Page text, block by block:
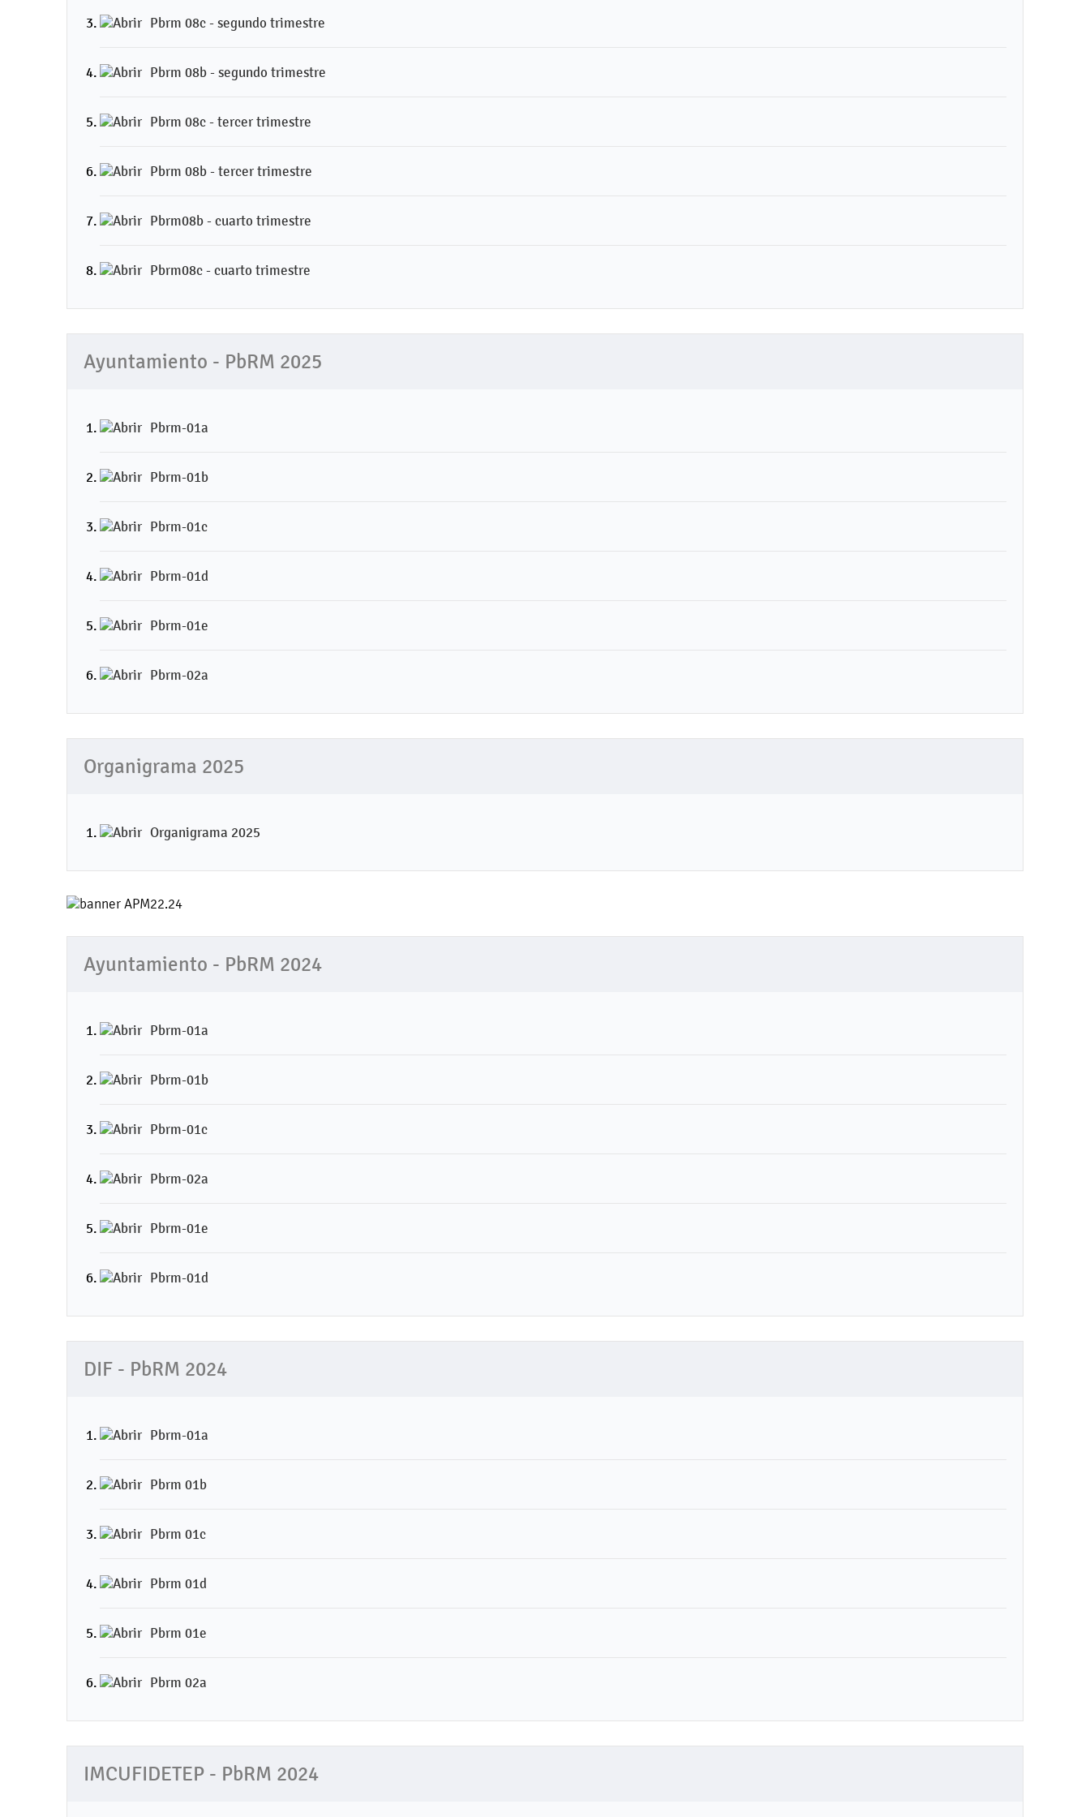
Pbrm 08c - segundo trimestre
Pbrm 08b - segundo trimestre
Pbrm 08c - tercer trimestre
Pbrm 08b - tercer trimestre
Pbrm08b - cuarto trimestre
Pbrm08c - cuarto trimestre
Ayuntamiento - PbRM 2025
Pbrm-01a
Pbrm-01b
Pbrm-01c
Pbrm-01d
Pbrm-01e
Pbrm-02a
Organigrama 2025
Organigrama 2025
Ayuntamiento - PbRM 2024
Pbrm-01a
Pbrm-01b
Pbrm-01c
Pbrm-02a
Pbrm-01e
Pbrm-01d
DIF - PbRM 2024
Pbrm-01a
Pbrm 01b
Pbrm 01c
Pbrm 01d
Pbrm 01e
Pbrm 02a
IMCUFIDETEP - PbRM 2024